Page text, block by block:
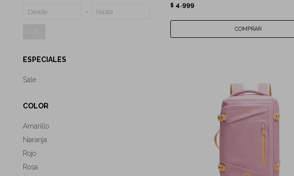
$ 4.999
ESPECIALES
Sale
COLOR
Amarillo
Naranja
Rojo
Rosa